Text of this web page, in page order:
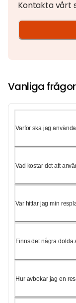
Kontakta vårt
Vanliga frågor
Varför ska jag
Vad kostar det att
Var hittar jag min
Finns det några dolda
Hur avbokar jag en